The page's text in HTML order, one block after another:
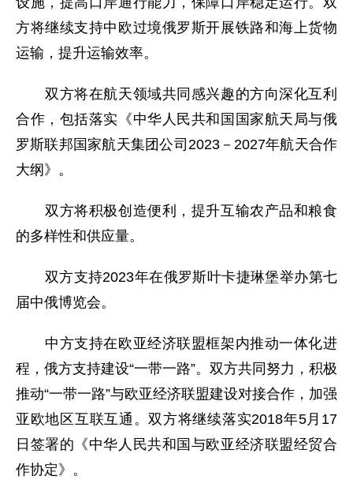
方将继续支持中欧过境俄罗斯开展铁路和海上货物
运输，提升运输效率。
双方将在航天领域共同感兴趣的方向深化互利
合作，包括落实《中华人民共和国国家航天局与俄
罗斯联邦国家航天集团公司2023－2027年航天合作
大纲》。
双方将积极创造便利，提升互输农产品和粮食
的多样性和供应量。
双方支持2023年在俄罗斯叶卡捷琳堡举办第七
届中俄博览会。
中方支持在欧亚经济联盟框架内推动一体化进
程，俄方支持建设“一带一路”。双方共同努力，积极
推动“一带一路”与欧亚经济联盟建设对接合作，加强
亚欧地区互联互通。双方将继续落实2018年5月17
日签署的《中华人民共和国与欧亚经济联盟经贸合
作协定》。